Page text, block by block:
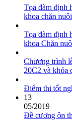
Tọa đàm định
khoa chăn
Tọa đàm định
khoa Chăn
Chương trình
20C2 và khóa
Điểm thi tốt
13
05/2019
Đề cương ôn